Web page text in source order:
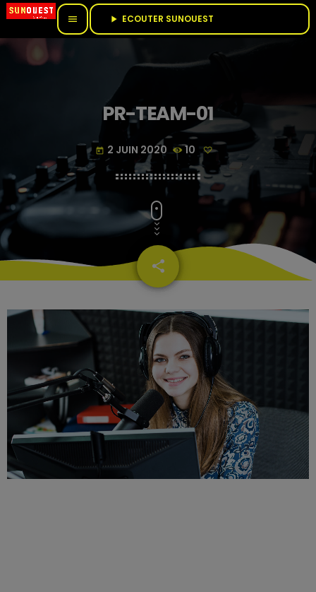
menu play_arrow
PR-TEAM-01
today 2 JUIN 2020 10
share
email